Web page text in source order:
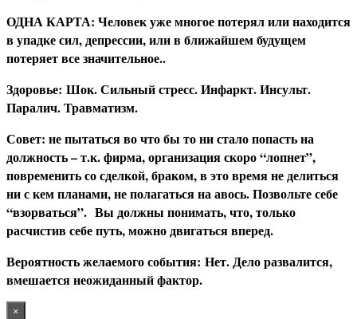
ОДНА КАРТА: Человек уже многое потерял или находится
в упадке сил, депрессии, или в ближайшем будущем
потеряет все значительное..
Здоровье: Шок. Сильный стресс. Инфаркт. Инсульт.
Паралич. Травматизм.
Совет: не пытаться во что бы то ни стало попасть на
должность – т.к. фирма, организация скоро “лопнет”,
повременить со сделкой, браком, в это время не делиться
ни с кем планами, не полагаться на авось. Позвольте себе
“взорваться”. Вы должны понимать, что, только
расчистив себе путь, можно двигаться вперед.
Вероятность желаемого события: Нет. Дело развалится,
вмешается неожиданный фактор.
×